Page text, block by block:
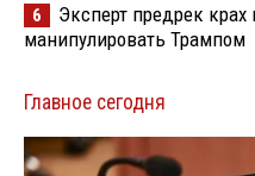
6
Эксперт предрек
манипулировать Трампом
Главное сегодня